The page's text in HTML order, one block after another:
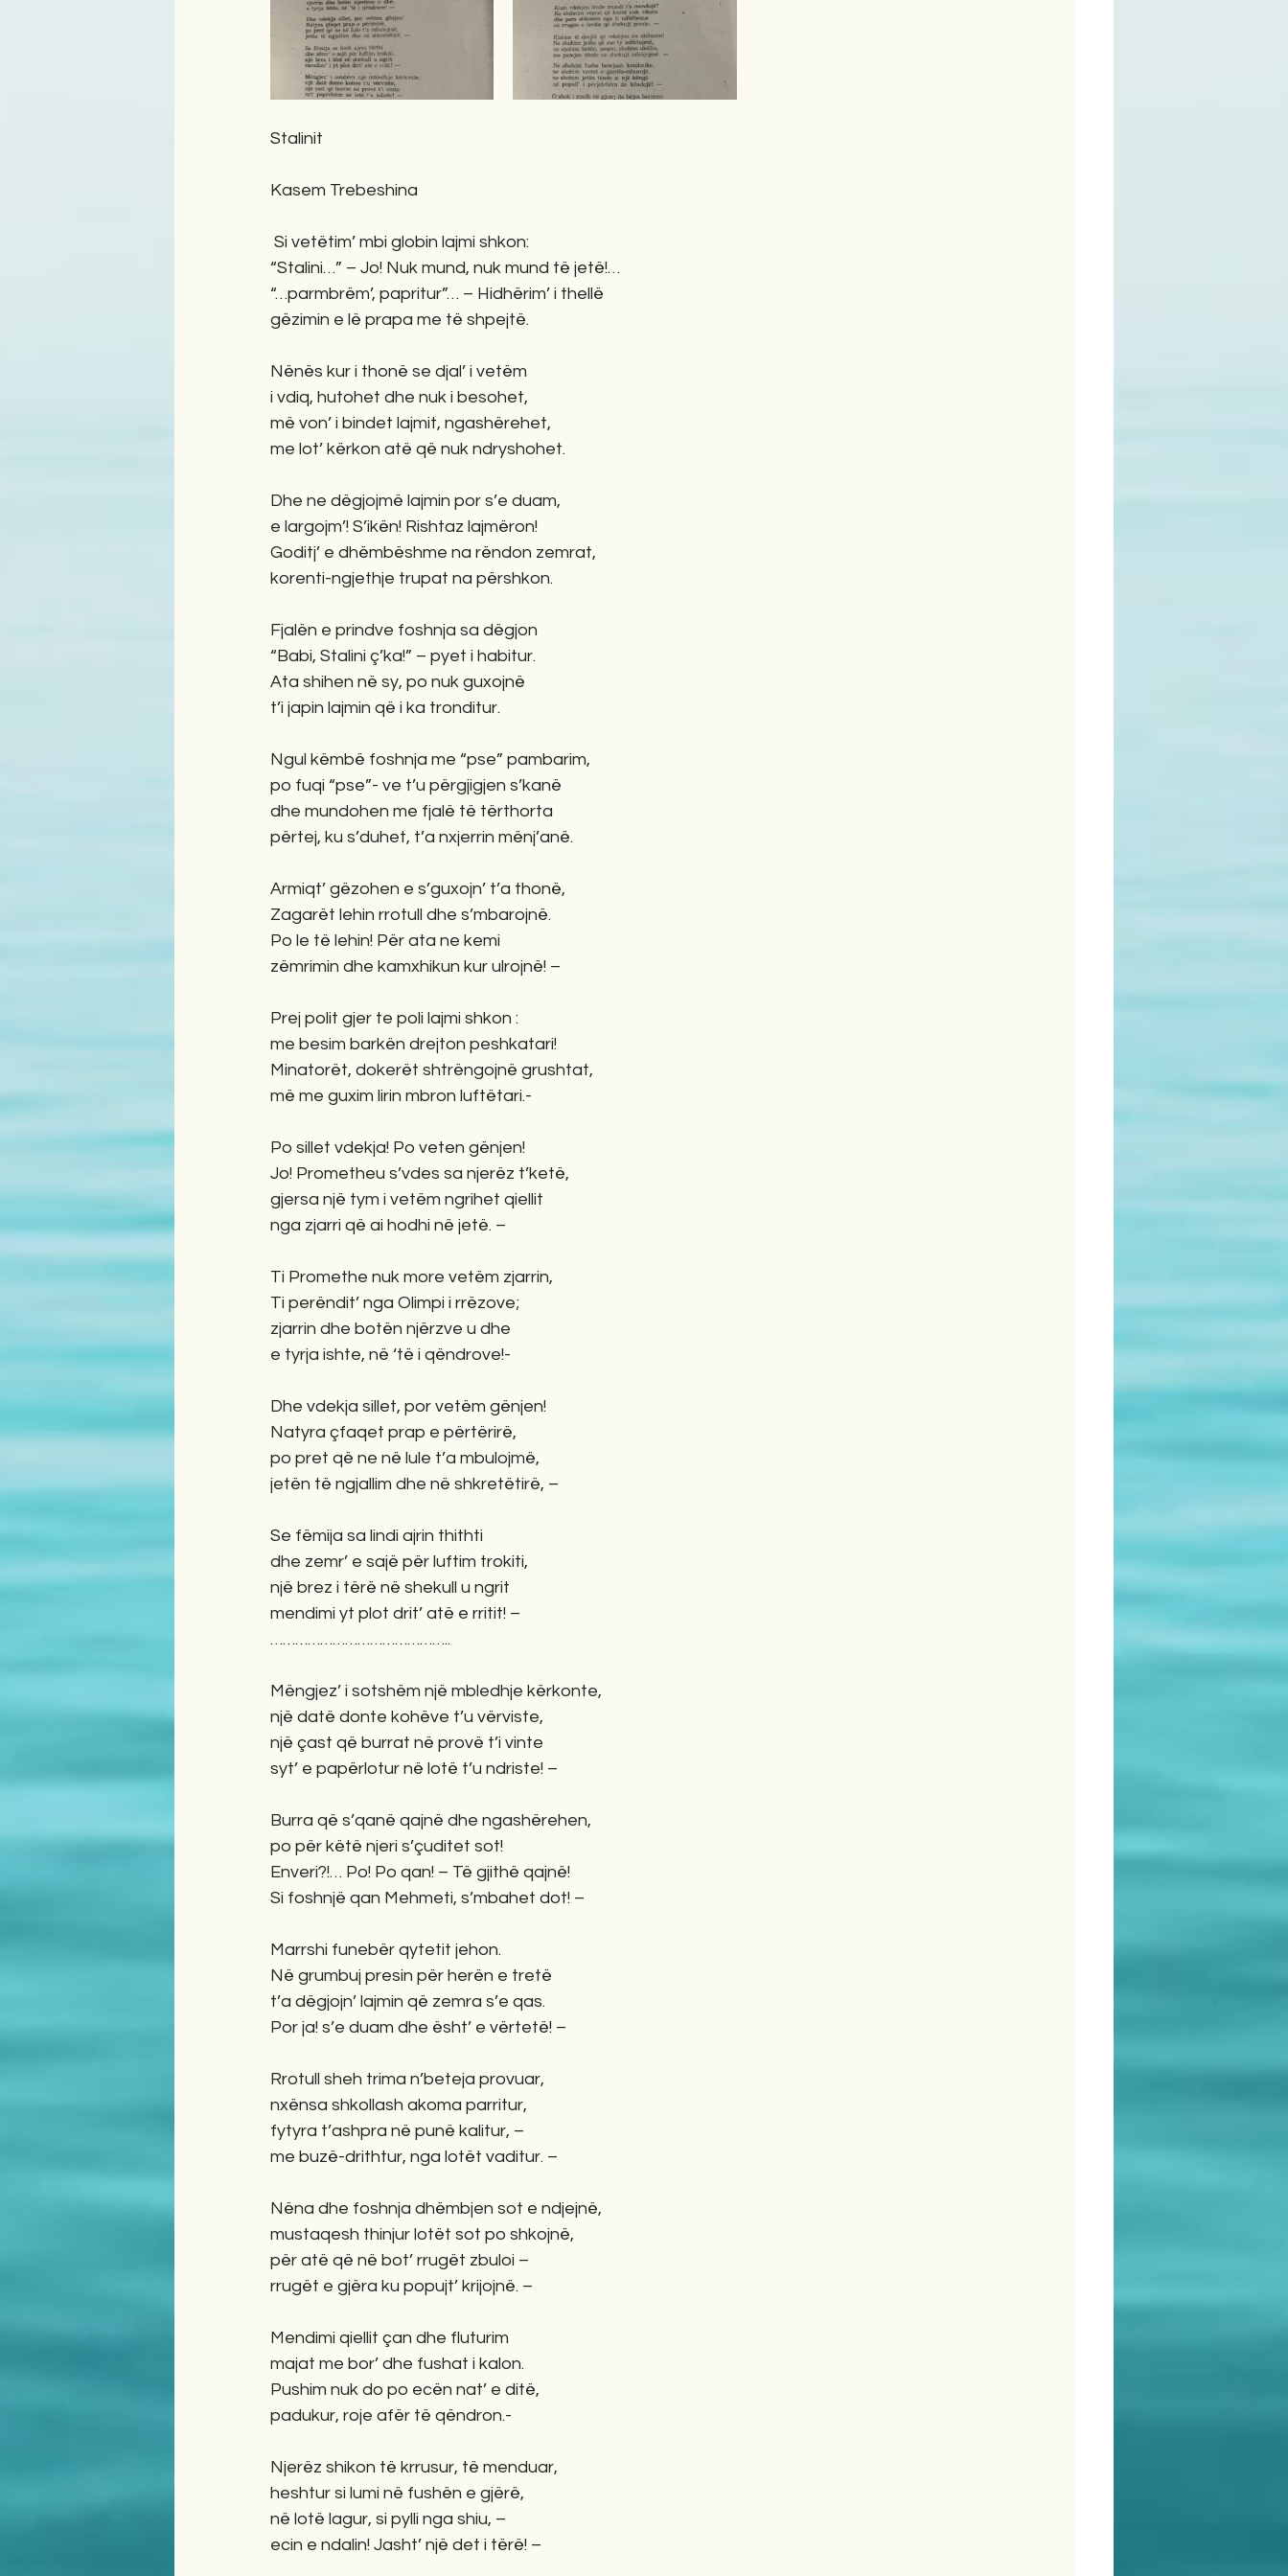
Stalinit
Kasem Trebeshina
Si vetëtim’ mbi globin lajmi shkon:
“Stalini…” – Jo! Nuk mund, nuk mund të jetë!…
“…parmbrëm’, papritur”… – Hidhërim’ i thellë
gëzimin e lë prapa me të shpejtë.
Nënës kur i thonë se djal’ i vetëm
i vdiq, hutohet dhe nuk i besohet,
më von’ i bindet lajmit, ngashërehet,
me lot’ kërkon atë që nuk ndryshohet.
Dhe ne dëgjojmë lajmin por s’e duam,
e largojm’! S’ikën! Rishtaz lajmëron!
Goditj’ e dhëmbëshme na rëndon zemrat,
korenti-ngjethje trupat na përshkon.
Fjalën e prindve foshnja sa dëgjon
“Babi, Stalini ç’ka!” – pyet i habitur.
Ata shihen në sy, po nuk guxojnë
t’i japin lajmin që i ka tronditur.
Ngul këmbë foshnja me “pse” pambarim,
po fuqi “pse”- ve t’u përgjigjen s’kanë
dhe mundohen me fjalë të tërthorta
përtej, ku s’duhet, t’a nxjerrin mënj’anë.
Armiqt’ gëzohen e s’guxojn’ t’a thonë,
Zagarët lehin rrotull dhe s’mbarojnë.
Po le të lehin! Për ata ne kemi
zëmrimin dhe kamxhikun kur ulrojnë! –
Prej polit gjer te poli lajmi shkon :
me besim barkën drejton peshkatari!
Minatorët, dokerët shtrëngojnë grushtat,
më me guxim lirin mbron luftëtari.-
Po sillet vdekja! Po veten gënjen!
Jo! Prometheu s’vdes sa njerëz t’ketë,
gjersa një tym i vetëm ngrihet qiellit
nga zjarri që ai hodhi në jetë. –
Ti Promethe nuk more vetëm zjarrin,
Ti perëndit’ nga Olimpi i rrëzove;
zjarrin dhe botën njërzve u dhe
e tyrja ishte, në ‘të i qëndrove!-
Dhe vdekja sillet, por vetëm gënjen!
Natyra çfaqet prap e përtërirë,
po pret që ne në lule t’a mbulojmë,
jetën të ngjallim dhe në shkretëtirë, –
Se fëmija sa lindi ajrin thithti
dhe zemr’ e sajë për luftim trokiti,
një brez i tërë në shekull u ngrit
mendimi yt plot drit’ atë e rritit! –
……………………………………..
Mëngjez’ i sotshëm një mbledhje kërkonte,
një datë donte kohëve t’u vërviste,
një çast që burrat në provë t’i vinte
syt’ e papërlotur në lotë t’u ndriste! –
Burra që s’qanë qajnë dhe ngashërehen,
po për këtë njeri s’çuditet sot!
Enveri?!… Po! Po qan! – Të gjithë qajnë!
Si foshnjë qan Mehmeti, s’mbahet dot! –
Marrshi funebër qytetit jehon.
Në grumbuj presin për herën e tretë
t’a dëgjojn’ lajmin që zemra s’e qas.
Por ja! s’e duam dhe ësht’ e vërtetë! –
Rrotull sheh trima n’beteja provuar,
nxënsa shkollash akoma parritur,
fytyra t’ashpra në punë kalitur, –
me buzë-drithtur, nga lotët vaditur. –
Nëna dhe foshnja dhëmbjen sot e ndjejnë,
mustaqesh thinjur lotët sot po shkojnë,
për atë që në bot’ rrugët zbuloi –
rrugët e gjëra ku popujt’ krijojnë. –
Mendimi qiellit çan dhe fluturim
majat me bor’ dhe fushat i kalon.
Pushim nuk do po ecën nat’ e ditë,
padukur, roje afër të qëndron.-
Njerëz shikon të krrusur, të menduar,
heshtur si lumi në fushën e gjërë,
në lotë lagur, si pylli nga shiu, –
ecin e ndalin! Jasht’ një det i tërë! –